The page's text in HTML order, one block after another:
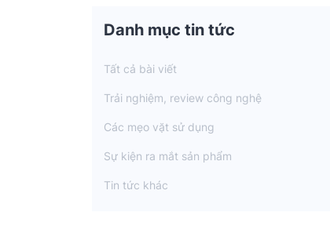
Danh mục tin tức
Tất cả bài viết
Trải nghiệm, review công nghệ
Các mẹo vặt sử dụng
Sự kiện ra mắt sản phẩm
Tin tức khác